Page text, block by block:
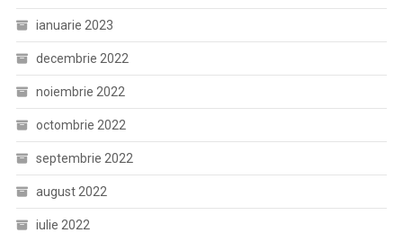
ianuarie 2023
decembrie 2022
noiembrie 2022
octombrie 2022
septembrie 2022
august 2022
iulie 2022